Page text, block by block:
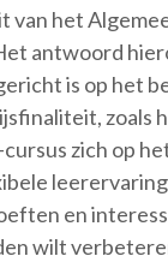
van het
antwoord
is op het
zoals
zich op
en
wilt